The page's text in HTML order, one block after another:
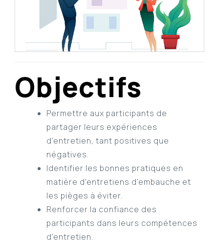
Objectifs
Permettre aux participants de
partager leurs expériences
d'entretien, tant positives que
négatives.
Identifier les bonnes pratiques en
matière d'entretiens d'embauche et
les pièges à éviter.
Renforcer la confiance des
participants dans leurs compétences
d'entretien.